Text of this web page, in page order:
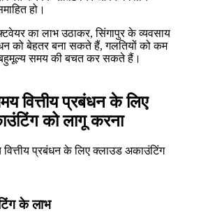
हो।
का लाभ उठाकर, सिंगापुर के व्यवसाय
को बेहतर बना सकते हैं, गलतियों को कम
समय की बचत कर सकते हैं।
वित्तीय प्रबंधन के लिए
को लागू करना
के लाभ